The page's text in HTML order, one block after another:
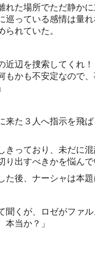
た場所でただ静か
巡っている感情は量
られていた。
近辺を捜索してくれ
もかも不安定なので
た３人へ指示を飛
っており、未だに
り出すべきかを悩ん
た後、ナーシャは本
くが、ロゼがファル
本当か？」